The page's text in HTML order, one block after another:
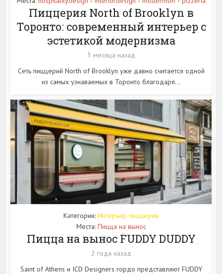
Пиццерия North of Brooklyn в
Торонто: современный интерьер с
эстетикой модернизма
3 месяца назад
Сеть пиццерий North of Brooklyn уже давно считается одной
из самых узнаваемых в Торонто благодаря...
Категории: Интерьер пиццерии
Места: Пицца на вынос
Пицца на вынос FUDDY DUDDY
2 года назад
Saint of Athens и ICD Designers гордо представляют FUDDY